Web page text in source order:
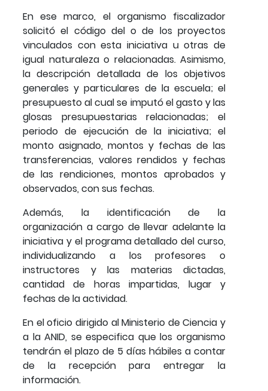
En ese marco, el organismo fiscalizador
solicitó el código del o de los proyectos
vinculados con esta iniciativa u otras de
igual naturaleza o relacionadas. Asimismo,
la descripción detallada de los objetivos
generales y particulares de la escuela; el
presupuesto al cual se imputó el gasto y las
glosas presupuestarias relacionadas; el
periodo de ejecución de la iniciativa; el
monto asignado, montos y fechas de las
transferencias, valores rendidos y fechas
de las rendiciones, montos aprobados y
observados, con sus fechas.
Además, la identificación de la
organización a cargo de llevar adelante la
iniciativa y el programa detallado del curso,
individualizando a los profesores o
instructores y las materias dictadas,
cantidad de horas impartidas, lugar y
fechas de la actividad.
En el oficio dirigido al Ministerio de Ciencia y
a la ANID, se especifica que los organismo
tendrán el plazo de 5 días hábiles a contar
de la recepción para entregar la
información.